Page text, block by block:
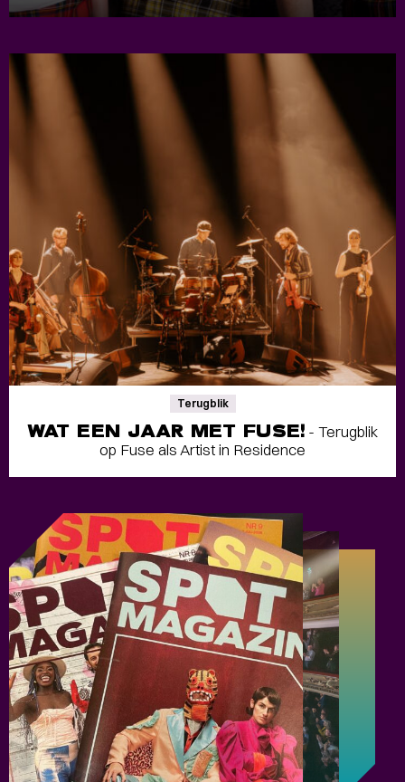
Terugblik
WAT EEN JAAR MET FUSE!- Terugblik
op Fuse als Artist in Residence